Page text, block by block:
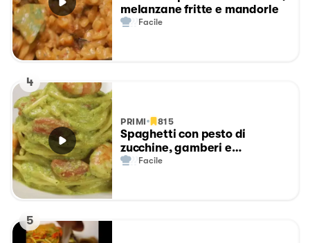
melanzane fritte e mandorle
Facile
4
PRIMI 815
Spaghetti con pesto di
zucchine, gamberi e
pomodorini
Facile
5